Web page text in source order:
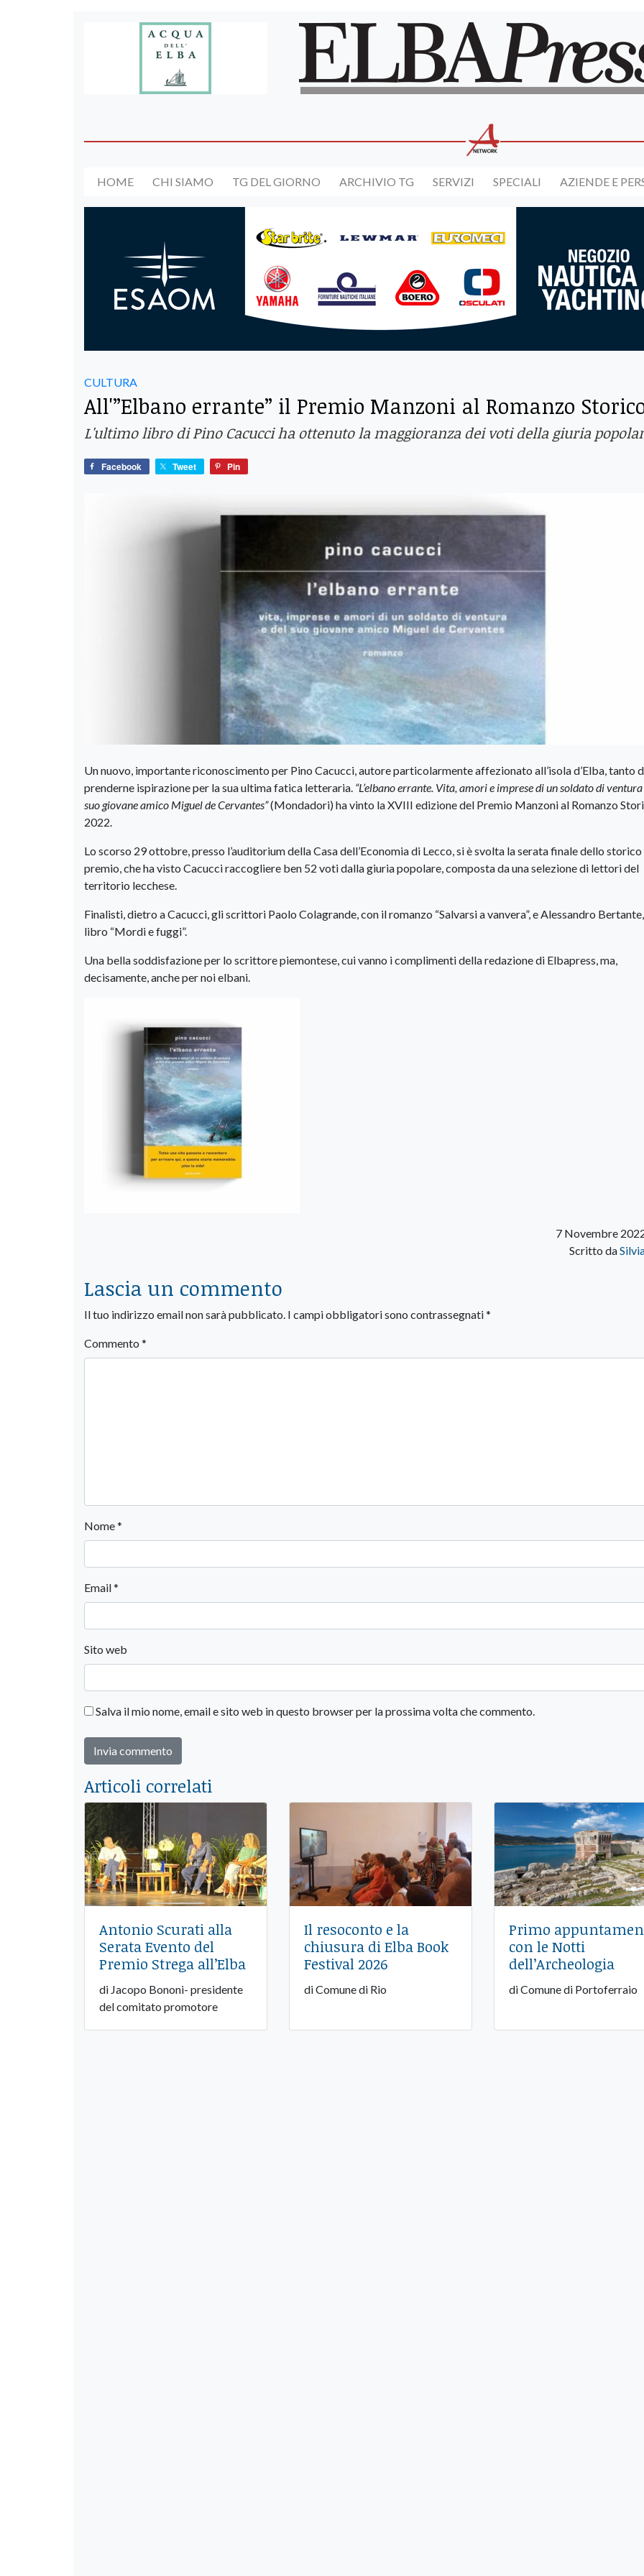
HOME CHI SIAMO TG DEL GIORNO ARCHIVIO TG SERVIZI SPECIALI AZIENDE E
CULTURA
All'”Elbano errante” il Premio Manzoni al Romanzo
L'ultimo libro di Pino Cacucci ha ottenuto la maggioranza dei voti della giuria
Facebook Tweet Pin
Un nuovo, importante riconoscimento per Pino Cacucci, autore particolarmente affezionato all’isola d’Elba, tanto
prenderne ispirazione per la sua ultima fatica letteraria. “L’elbano errante. Vita, amori e imprese di un soldato di ventura
suo giovane amico Miguel de Cervantes”(Mondadori) ha vinto la XVIII edizione del Premio Manzoni al Romanzo
2022.
Lo scorso 29 ottobre, presso l’auditorium della Casa dell’Economia di Lecco, si è svolta la serata finale dello storico
premio, che ha visto Cacucci raccogliere ben 52 voti dalla giuria popolare, composta da una selezione di lettori del
territorio lecchese.
Finalisti, dietro a Cacucci, gli scrittori Paolo Colagrande, con il romanzo “Salvarsi a vanvera”, e Alessandro
libro “Mordi e fuggi”.
Una bella soddisfazione per lo scrittore piemontese, cui vanno i complimenti della redazione di Elbapress, ma,
decisamente, anche per noi elbani.
7 Novembre
Scritto da
Lascia un commento
Il tuo indirizzo email non sarà pubblicato. I campi obbligatori sono contrassegnati*
Commento *
Nome*
Email*
Sito web
Salva il mio nome, email e sito web in questo browser per la prossima volta che commento.
Articoli correlati
Antonio Scurati alla
Serata Evento del
Premio Strega all’Elba
di Jacopo Bononi- presidente
del comitato promotore
Il resoconto e la
chiusura di Elba Book
Festival 2026
di Comune di Rio
Primo
con le Notti
dell’Archeologia
di Comune di Portoferraio